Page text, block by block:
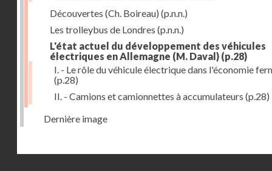
Découvertes (Ch. Boireau) (p.n.n.)
Les trolleybus de Londres (p.n.n.)
L'état actuel du développement des véhicules
électriques en Allemagne (M. Daval) (p.28)
I. - Le rôle du véhicule électrique dans l'économie
(p.28)
II. - Camions et camionnettes à accumulateurs (p.28)
Dernière image